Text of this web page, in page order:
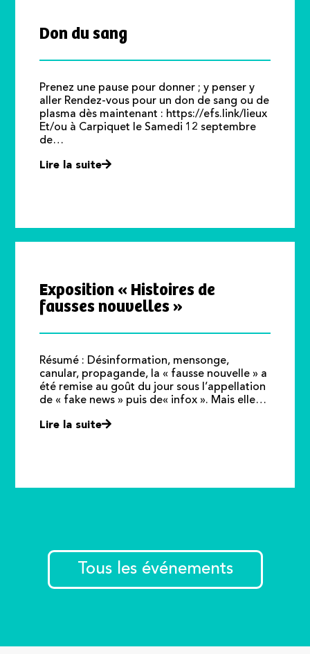
Don du sang
Prenez une pause pour donner ; y penser y
aller Rendez-vous pour un don de sang ou de
plasma dès maintenant : https://efs.link/lieux
Et/ou à Carpiquet le Samedi 12 septembre
de…
Lire la suite
Exposition « Histoires de
fausses nouvelles »
Résumé : Désinformation, mensonge,
canular, propagande, la « fausse nouvelle » a
été remise au goût du jour sous l’appellation
de « fake news » puis de« infox ». Mais elle…
Lire la suite
Tous les événements